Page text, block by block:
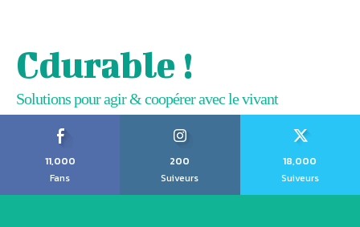
Cdurable !
Solutions pour agir & coopérer avec le vivant
11,000
Fans
200
Suiveurs
18,000
Suiveurs